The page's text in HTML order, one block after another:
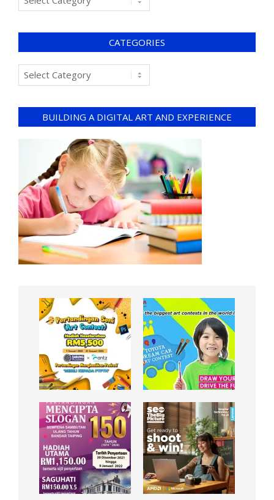
CATEGORIES
BUILDING A DIGITAL ART AND EXPERIENCE